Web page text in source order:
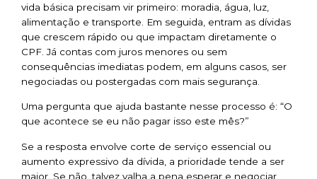
vida básica precisam vir primeiro: moradia, água, luz,
alimentação e transporte. Em seguida, entram as dívidas
que crescem rápido ou que impactam diretamente o
CPF. Já contas com juros menores ou sem
consequências imediatas podem, em alguns casos, ser
negociadas ou postergadas com mais segurança.
Uma pergunta que ajuda bastante nesse processo é: “O
que acontece se eu não pagar isso este mês?”
Se a resposta envolve corte de serviço essencial ou
aumento expressivo da dívida, a prioridade tende a ser
maior. Se não, talvez valha a pena esperar e negociar